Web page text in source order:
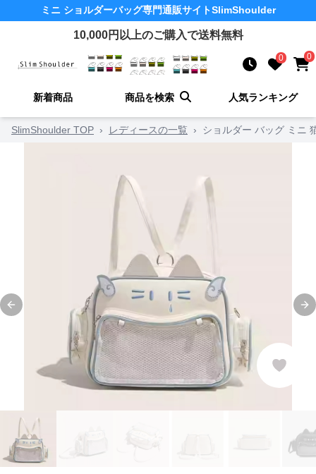
ミニ ショルダーバッグ専門通販サイトSlimShoulder
10,000円以上のご購入で送料無料
0 0
新着商品 商品を検索 人気ランキング
SlimShoulder TOP › レディースの一覧 › ショルダー バッグ ミニ
Previous slide